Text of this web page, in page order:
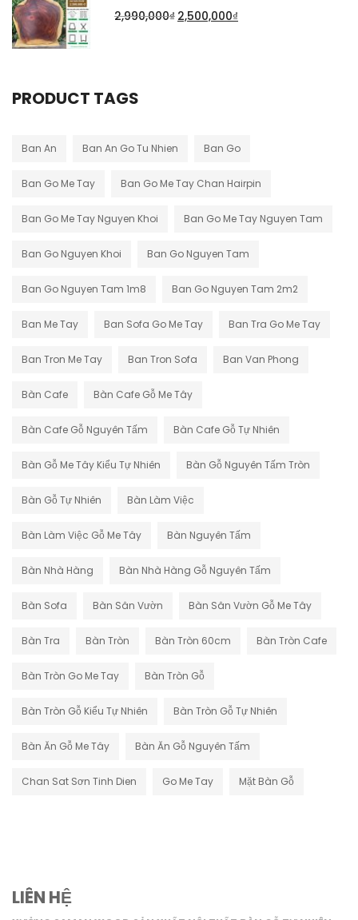
2,990,000₫ 2,500,000₫
PRODUCT TAGS
Ban An Ban An Go Tu Nhien Ban Go
Ban Go Me Tay Ban Go Me Tay Chan Hairpin
Ban Go Me Tay Nguyen Khoi Ban Go Me Tay Nguyen Tam
Ban Go Nguyen Khoi Ban Go Nguyen Tam
Ban Go Nguyen Tam 1m8 Ban Go Nguyen Tam 2m2
Ban Me Tay Ban Sofa Go Me Tay Ban Tra Go Me Tay
Ban Tron Me Tay Ban Tron Sofa Ban Van Phong
Bàn Cafe Bàn Cafe Gỗ Me Tây
Bàn Cafe Gỗ Nguyên Tấm Bàn Cafe Gỗ Tự Nhiên
Bàn Gỗ Me Tây Kiểu Tự Nhiên Bàn Gỗ Nguyên Tấm Tròn
Bàn Gỗ Tự Nhiên Bàn Làm Việc
Bàn Làm Việc Gỗ Me Tây Bàn Nguyên Tấm
Bàn Nhà Hàng Bàn Nhà Hàng Gỗ Nguyên Tấm
Bàn Sofa Bàn Sân Vườn Bàn Sân Vườn Gỗ Me Tây
Bàn Tra Bàn Tròn Bàn Tròn 60cm Bàn Tròn Cafe
Bàn Tròn Go Me Tay Bàn Tròn Gỗ
Bàn Tròn Gỗ Kiểu Tự Nhiên Bàn Tròn Gỗ Tự Nhiên
Bàn Ăn Gỗ Me Tây Bàn Ăn Gỗ Nguyên Tấm
Chan Sat Sơn Tinh Dien Go Me Tay Mặt Bàn Gỗ
LIÊN HỆ